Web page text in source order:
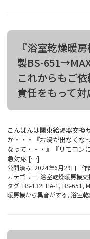
『浴室乾燥暖
製BS-
これからもご
責任をもって対
こんばんは関東給湯器交換
か・・・『お湯が出なくな
なって・・・』『リモコン
急対応 […]
公開済み: 2024年6月29日 作
カテゴリー: 浴室乾燥暖房機交
タグ: BS-132EHA-1 , BS-651 ,
暖房機から異音がする, 浴室